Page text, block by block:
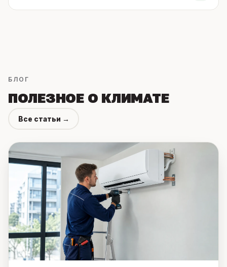
БЛОГ
ПОЛЕЗНОЕ О КЛИМАТЕ
Все статьи →